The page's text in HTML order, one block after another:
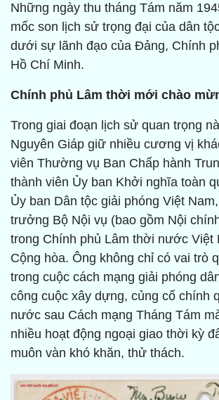
Những ngày thu tháng Tám năm
mốc son lịch sử trọng đại của dân
dưới sự lãnh đạo của Đảng, Chính
Hồ Chí Minh.
Chính phủ Lâm thời mới chào
Trong giai đoạn lịch sử quan trọng
Nguyên Giáp giữ nhiều cương vị
viên Thường vụ Ban Chấp hành
thành viên Ủy ban Khởi nghĩa toàn
Ủy ban Dân tộc giải phóng Việt
trưởng Bộ Nội vụ (bao gồm Nội
trong Chính phủ Lâm thời nước Việt
Cộng hòa. Ông không chỉ có vai trò
trong cuộc cách mạng giải phóng
công cuộc xây dựng, củng cố chính
nước sau Cách mạng Tháng Tám
nhiều hoạt động ngoại giao thời kỳ
muôn vàn khó khăn, thử thách.